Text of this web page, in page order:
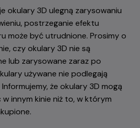
okulary 3D ulegną zarysowaniu
postrzeganie efektu
może być utrudnione. Prosimy o
czy okulary 3D nie są
lub zarysowane zaraz po
używane nie podlegają
że okulary 3D mogą
w innym kinie niż to, w którym